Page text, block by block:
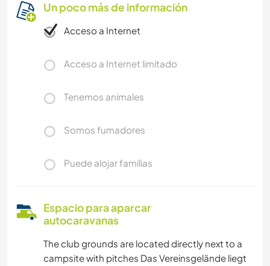
Un poco más de información
Acceso a Internet
Acceso a Internet limitado
Tenemos animales
Somos fumadores
Puede alojar familias
Espacio para aparcar
autocaravanas
The club grounds are located directly next to a
campsite with pitches Das Vereinsgelände liegt